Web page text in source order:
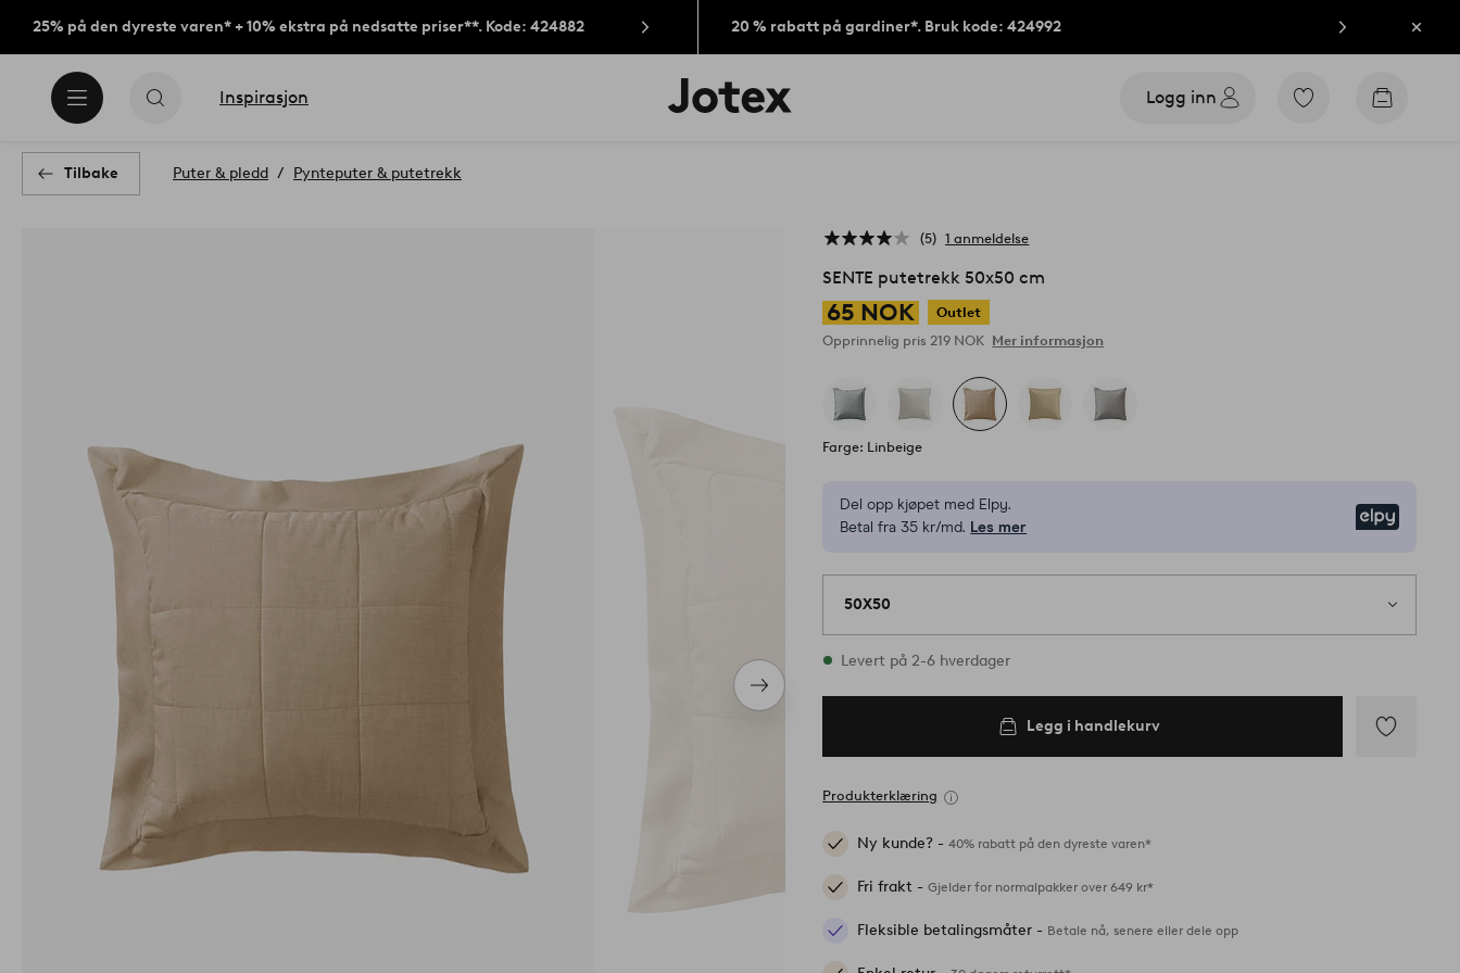
25% på den dyreste varen* + 10% ekstra på nedsatte priser**. Kode: 424882 20 % rabatt på gardiner*. Bruk kode: 424992 Lukk
Inspirasjon
Jotex’
logo
Logg inn
Gå
Gå
Tilbake Puter & pledd Pynteputer & putetrekk
Neste
produkt
5 1 anmeldelse
SENTE putetrekk 50x50 cm
65 NOK
Outlet
Opprinnelig pris 219 NOK Mer informasjon
Farge: Linbeige
Del opp kjøpet med Elpy.
Betal fra 35 kr/md. Les mer
50X50
På lager
Levert på 2-6 hverdager
Legg i handlekurv
Produkterklæring
Ny kunde? -40% rabatt på den dyreste varen*
Fri frakt -Gjelder for normalpakker over 649 kr*
Fleksible betalingsmåter - Betale nå, senere eller dele opp